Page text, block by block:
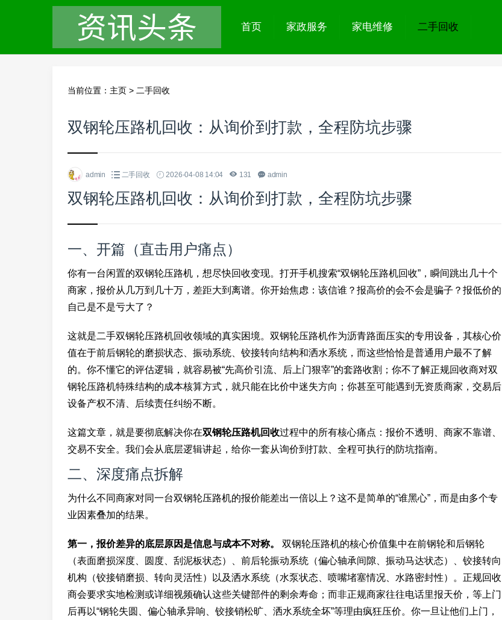
首页 家政服务 家电维修 二手回收
当前位置： 主页 > 二手回收
双钢轮压路机回收：从询价到打款，全程防坑步骤
admin 二手回收 2026-04-08 14:04 131 admin
双钢轮压路机回收：从询价到打款，全程防坑步骤
一、开篇（直击用户痛点）
你有一台闲置的双钢轮压路机，想尽快回收变现。打开手机搜索“双钢轮压路机回收”，瞬间跳出几十个
商家，报价从几万到几十万，差距大到离谱。你开始焦虑：该信谁？报高价的会不会是骗子？报低价的
自己是不是亏大了？
这就是二手双钢轮压路机回收领域的真实困境。双钢轮压路机作为沥青路面压实的专用设备，其核心价
值在于前后钢轮的磨损状态、振动系统、铰接转向结构和洒水系统，而这些恰恰是普通用户最不了解
的。你不懂它的评估逻辑，就容易被“先高价引流、后上门狠宰”的套路收割；你不了解正规回收商对双
钢轮压路机特殊结构的成本核算方式，就只能在比价中迷失方向；你甚至可能遇到无资质商家，交易后
设备产权不清、后续责任纠纷不断。
这篇文章，就是要彻底解决你在双钢轮压路机回收过程中的所有核心痛点：报价不透明、商家不靠谱、
交易不安全。我们会从底层逻辑讲起，给你一套从询价到打款、全程可执行的防坑指南。
二、深度痛点拆解
为什么不同商家对同一台双钢轮压路机的报价能差出一倍以上？这不是简单的“谁黑心”，而是由多个专
业因素叠加的结果。
第一，报价差异的底层原因是信息与成本不对称。
双钢轮压路机的核心价值集中在前钢轮和后钢轮
（表面磨损深度、圆度、刮泥板状态）、前后轮振动系统（偏心轴承间隙、振动马达状态）、铰接转向
机构（铰接销磨损、转向灵活性）以及洒水系统（水泵状态、喷嘴堵塞情况、水路密封性）。正规回收
商会要求实地检测或详细视频确认这些关键部件的剩余寿命；而非正规商家往往电话里报天价，等上门
后再以“钢轮失圆、偏心轴承异响、铰接销松旷、洒水系统全坏”等理由疯狂压价。你一旦让他们上门，